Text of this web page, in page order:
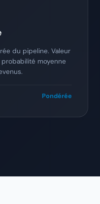
du pipeline. Valeur
moyenne
Pondérée